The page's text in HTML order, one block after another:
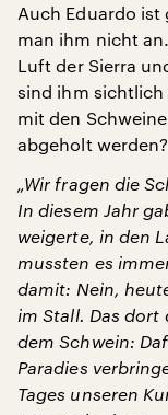
Auch Eduardo ist
man ihm nicht
Luft der Sierra
sind ihm
mit den
abgeholt werden?
„Wir fragen die
In diesem Jahr
weigerte, in den
mussten es
damit: Nein,
im Stall. Das dort
dem Schwein:
Paradies
Tages unseren